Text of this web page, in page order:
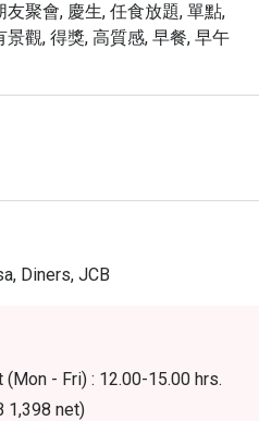
聚會, 慶生, 任食放題, 單點,
觀, 得獎, 高質感, 早餐, 早午
Diners, JCB
- Fri) : 12.00-15.00 hrs.
1,398 net)